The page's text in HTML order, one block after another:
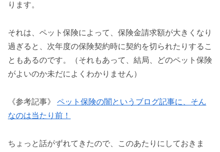
ります。
それは、ペット保険によって、保険金請求額が大きくなり
過ぎると、次年度の保険契約時に契約を切られたりするこ
ともあるのです。（それもあって、結局、どのペット保険
がよいのか未だによくわかりません）
《参考記事》 ペット保険の闇というブログ記事に、そん
なのは当たり前！
ちょっと話がずれてきたので、このあたりにしておきま